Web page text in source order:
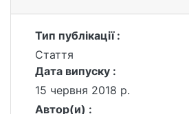
Тип публікації :
Стаття
Дата випуску :
15 червня 2018 р.
Автор(и) :